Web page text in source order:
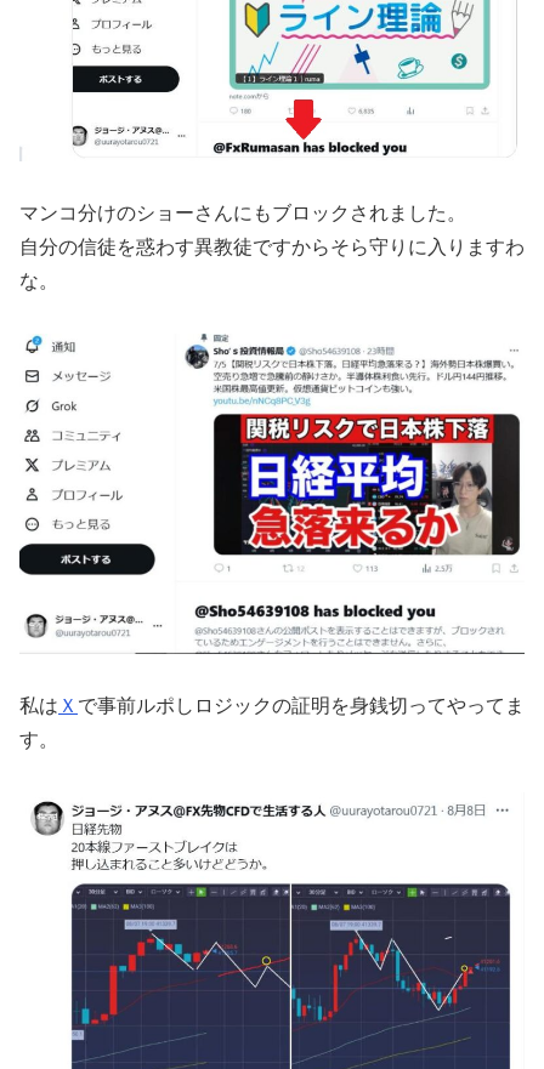
マンコ分けのショーさんにもブロックされました。
自分の信徒を惑わす異教徒ですからそら守りに入りますわ
な。
私は Ｘ で事前ルポしロジックの証明を身銭切ってやってま
す。